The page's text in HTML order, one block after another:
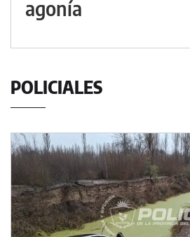
agonía
POLICIALES